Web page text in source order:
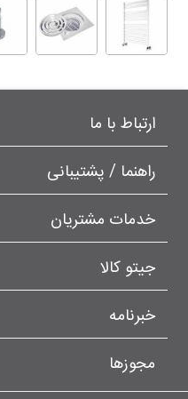
ارتباط با ما
راهنما / پشتیبانی
خدمات مشتریان
جیتو کالا
خبرنامه
مجوزها